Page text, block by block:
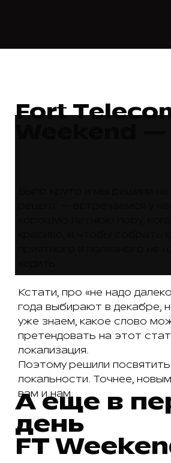
Кстати, про «не надо
года выбирают в декабре,
уже знаем, какое слово
претендовать на этот
локализация.
Поэтому решили
локальности. Точнее,
вам и нам.
Fort
А еще в
день
FT